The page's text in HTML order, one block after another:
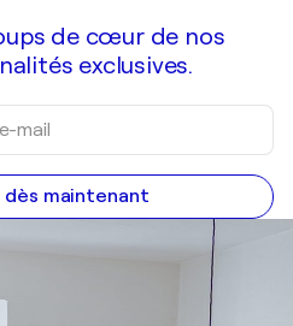
de cœur de nos
exclusives.
maintenant